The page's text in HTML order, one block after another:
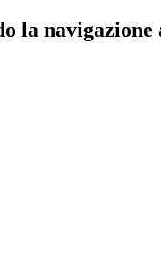
la